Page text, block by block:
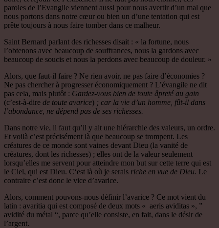
paroles de l’Evangile viennent aussi pour nous avertir d’un mal que
nous portons dans notre cœur ou bien un d’une tentation qui est
prête toujours à nous faire tomber dans ce malheur.
Saint Bernard parlant des richesses disait : « la fortune, nous
l’obtenons avec beaucoup de souffrances, nous la gardons avec
beaucoup de soucis et nous la perdons avec beaucoup de douleur. »
Alors, que faut-il faire ? Ne rien avoir, ne pas faire d’économies ?
Ne pas chercher à progresser économiquement ? L’évangile ne dit
pas cela, mais plutôt : Gardez-vous bien de toute âpreté au gain
(c’est-à-dire de toute avarice) ; car la vie d’un homme, fût-il dans
l’abondance, ne dépend pas de ses richesses.
Dans notre vie, il faut qu’il y ait une hiérarchie des valeurs, un ordre.
Et voilà c’est précisément là que beaucoup se trompent. Les
créatures de ce monde sont vaines devant Dieu (la vanité de
créatures, dont les richesses) ; elles ont de la valeur seulement
lorsqu’elles me servent pour atteindre mon but sur cette terre qui est
le Ciel, qui est Dieu. C‘est là où je serais riche en vue de Dieu. Le
contraire c’est donc le vice d’avarice.
Alors, comment pouvons-nous définir l’avarice ? Ce mot vient du
latin : avaritia qui est composé de deux mots « aeris aviditas », ”
avidité du métal “, parce qu’elle consiste, en fait, dans le désir de
l’argent.